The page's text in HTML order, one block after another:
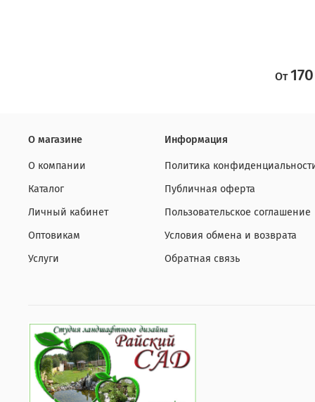
От
О магазине
О компании
Каталог
Личный кабинет
Оптовикам
Услуги
Информация
Политика
Публичная оферта
Пользовательское соглашение
Условия обмена и возврата
Обратная связь